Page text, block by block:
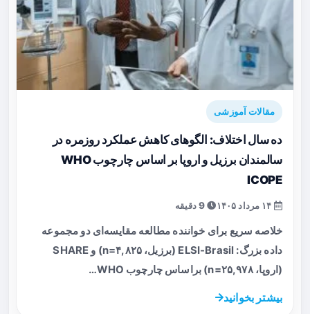
مقالات آموزشی
ده سال اختلاف: الگوهای کاهش عملکرد روزمره در
سالمندان برزیل و اروپا بر اساس چارچوب WHO
ICOPE
9 دقیقه
خلاصه سریع برای خواننده مطالعه مقایسه‌ای دو مجموعه
داده بزرگ: ELSI-Brasil (برزیل، n=۴,۸۲۵) و SHARE
(اروپا، n=۲۵,۹۷۸) براساس چارچوب WHO…
بیشتر بخوانید